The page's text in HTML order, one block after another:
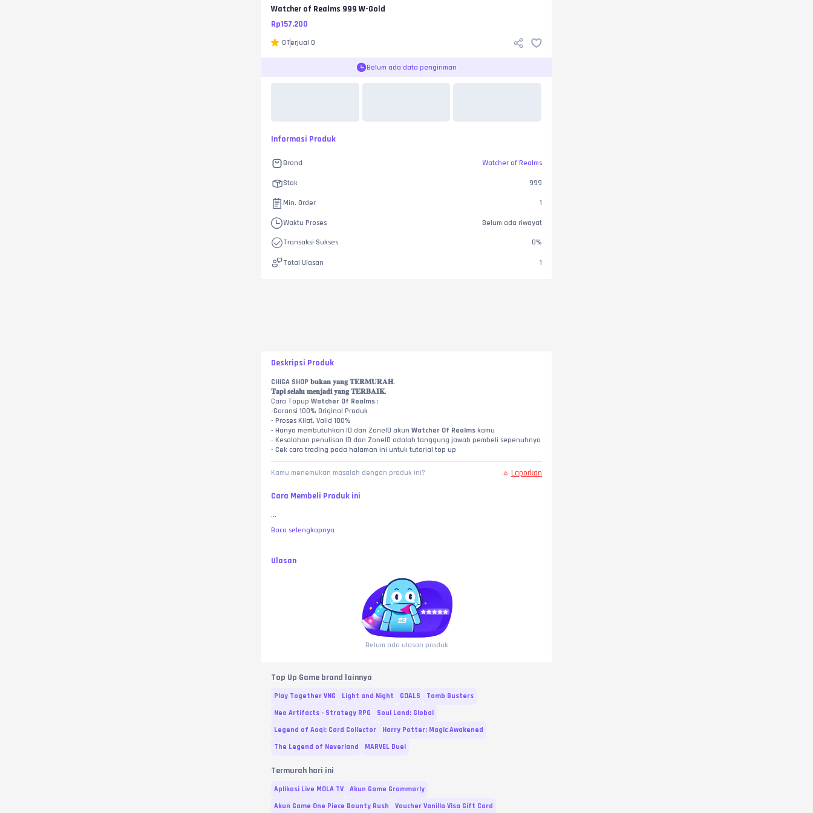
Watcher of Realms 999 W-Gold
Rp157.200
0Terjual 0
Belum ada data pengiriman
Informasi Produk
Brand Watcher of Realms
Stok 999
Min. Order 1
Waktu Proses Belum ada riwayat
Transaksi Sukses 0%
Total Ulasan 1
Deskripsi Produk
CHIGA SHOP 𝐛𝐮𝐤𝐚𝐧 𝐲𝐚𝐧𝐠 𝐓𝐄𝐑𝐌𝐔𝐑𝐀𝐇.
𝐓𝐚𝐩𝐢 𝐬𝐞𝐥𝐚𝐥𝐮 𝐦𝐞𝐧𝐣𝐚𝐝𝐢 𝐲𝐚𝐧𝐠 𝐓𝐄𝐑𝐁𝐀𝐈𝐊.
Cara Topup Watcher Of Realms :
-Garansi 100% Original Produk
- Proses Kilat, Valid 100%
- Hanya membutuhkan ID dan ZoneID akun Watcher Of Realms kamu
- Kesalahan penulisan ID dan ZoneID adalah tanggung jawab pembeli sepenuhnya
- Cek cara trading pada halaman ini untuk tutorial top up
Kamu menemukan masalah dengan produk ini? Laporkan
Cara Membeli Produk ini
...
Baca selengkapnya
Ulasan
Belum ada ulasan produk
Top Up Game brand lainnya
Play Together VNG Light and Night GOALS
Tomb Busters
Neo Artifacts - Strategy RPG
Soul Land: Global
Legend of Aoqi: Card Collector
Harry Potter: Magic Awakened
The Legend of Neverland
MARVEL Duel
Termurah hari ini
Aplikasi Live MOLA TV
Akun Game Grammarly
Akun Game One Piece Bounty Rush
Voucher Vanilla Visa Gift Card